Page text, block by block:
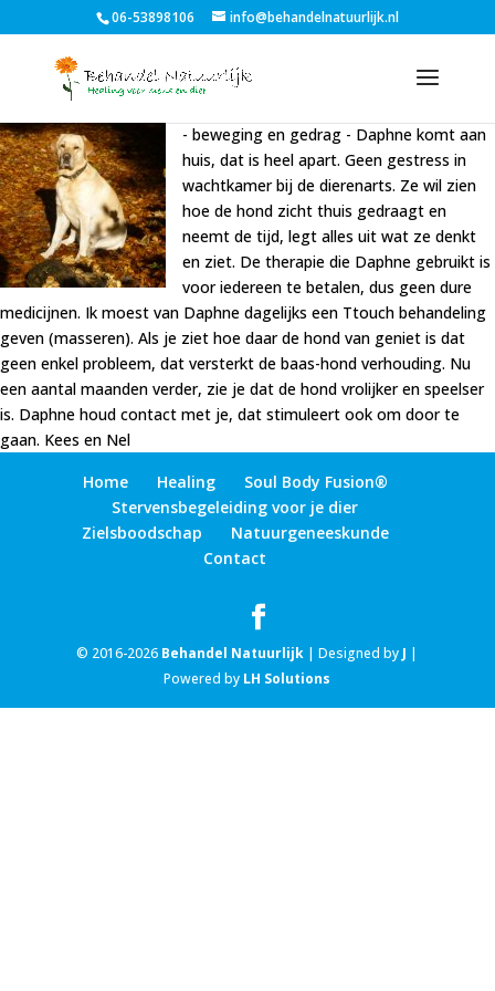
06-53898106 info@behandelnatuurlijk.nl
- beweging en gedrag - Daphne komt aan
huis, dat is heel apart. Geen gestress in
wachtkamer bij de dierenarts. Ze wil zien
hoe de hond zicht thuis gedraagt en
neemt de tijd, legt alles uit wat ze denkt
en ziet. De therapie die Daphne gebruikt is
voor iedereen te betalen, dus geen dure
medicijnen. Ik moest van Daphne dagelijks een Ttouch behandeling
geven (masseren). Als je ziet hoe daar de hond van geniet is dat
geen enkel probleem, dat versterkt de baas-hond verhouding. Nu
een aantal maanden verder, zie je dat de hond vrolijker en speelser
is. Daphne houd contact met je, dat stimuleert ook om door te
gaan. Kees en Nel
Home
Healing
Soul Body Fusion®
Stervensbegeleiding voor je dier
Zielsboodschap
Natuurgeneeskunde
Contact
© 2016-2026 Behandel Natuurlijk | Designed by J |
Powered by LH Solutions